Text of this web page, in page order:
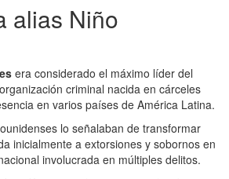
alias Niño
era considerado el máximo líder del
criminal nacida en cárceles
en varios países de América Latina.
lo señalaban de transformar
inicialmente a extorsiones y sobornos en
involucrada en múltiples delitos.